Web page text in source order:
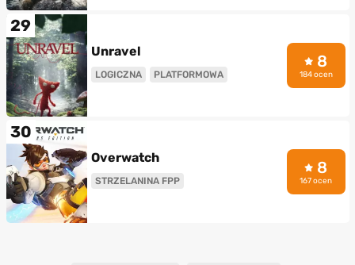
29
Unravel
LOGICZNA PLATFORMOWA
8
184 ocen
30
Overwatch
STRZELANINA FPP
8
167 ocen